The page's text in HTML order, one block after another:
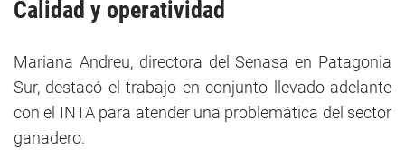
Calidad y operatividad
Mariana Andreu, directora del Senasa en Patagonia
Sur, destacó el trabajo en conjunto llevado adelante
con el INTA para atender una problemática del sector
ganadero.